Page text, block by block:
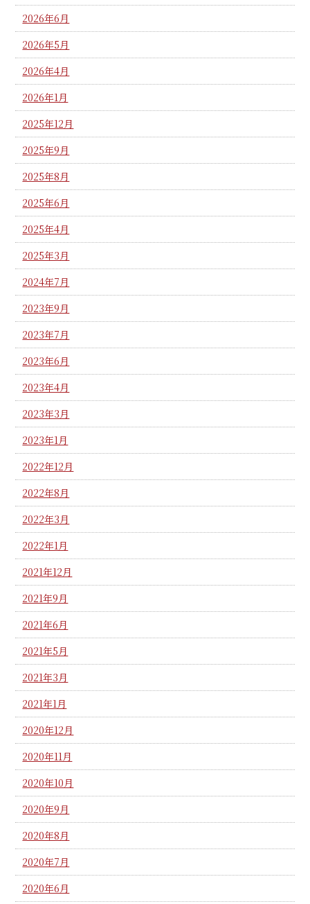
2026年6月
2026年5月
2026年4月
2026年1月
2025年12月
2025年9月
2025年8月
2025年6月
2025年4月
2025年3月
2024年7月
2023年9月
2023年7月
2023年6月
2023年4月
2023年3月
2023年1月
2022年12月
2022年8月
2022年3月
2022年1月
2021年12月
2021年9月
2021年6月
2021年5月
2021年3月
2021年1月
2020年12月
2020年11月
2020年10月
2020年9月
2020年8月
2020年7月
2020年6月